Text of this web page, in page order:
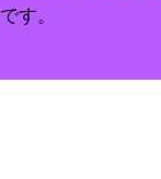
す。